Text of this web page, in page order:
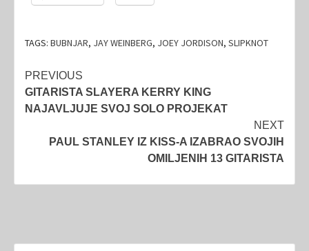
TAGS: BUBNJAR, JAY WEINBERG, JOEY JORDISON, SLIPKNOT
Post
navigation
PREVIOUS
GITARISTA SLAYERA KERRY KING
NAJAVLJUJE SVOJ SOLO PROJEKAT
NEXT
PAUL STANLEY IZ KISS-A IZABRAO SVOJIH
OMILJENIH 13 GITARISTA